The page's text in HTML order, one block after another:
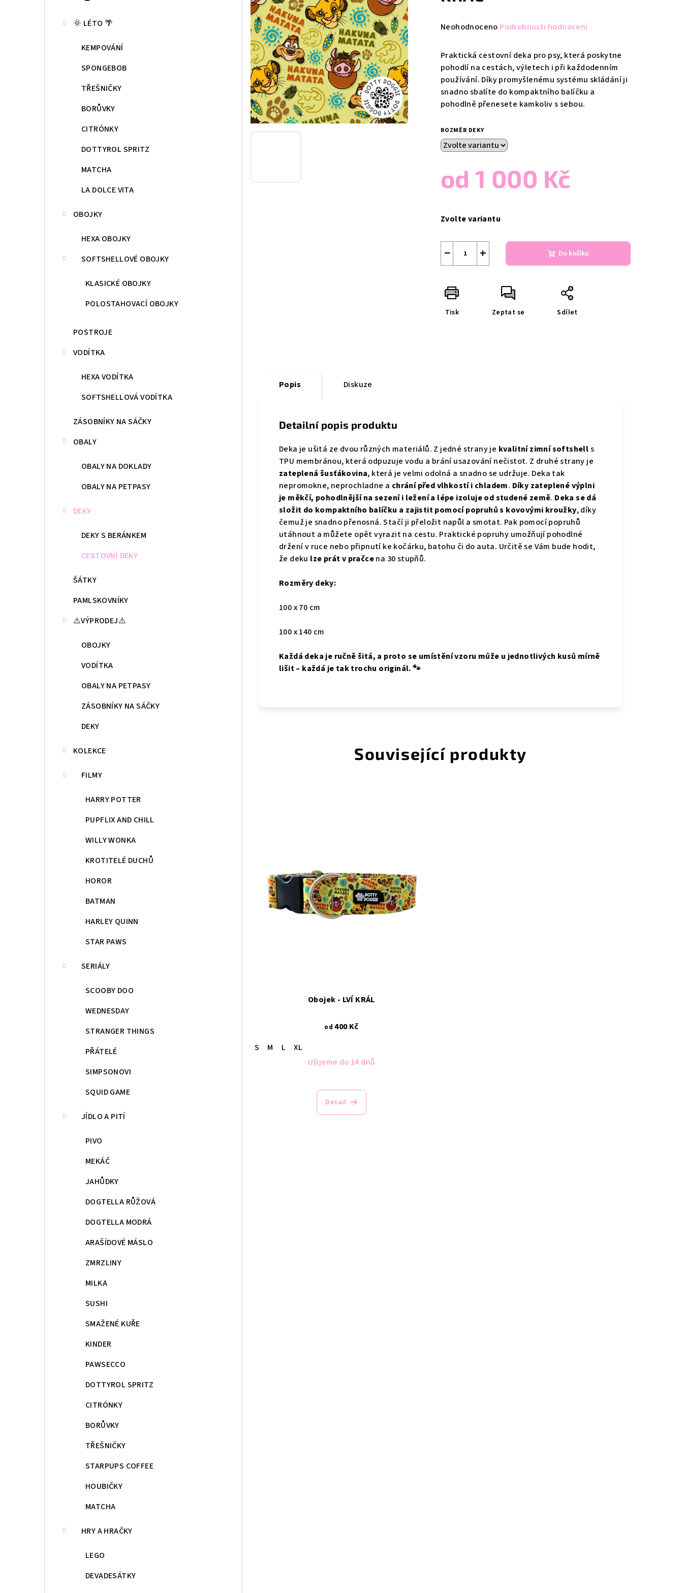
kategorie
🌞 LÉTO 🌴
KEMPOVÁNÍ
SPONGEBOB
TŘEŠNIČKY
BORŮVKY
CITRÓNKY
DOTTYROL SPRITZ
MATCHA
LA DOLCE VITA
OBOJKY
HEXA OBOJKY
SOFTSHELLOVÉ OBOJKY
KLASICKÉ OBOJKY
POLOSTAHOVACÍ OBOJKY
POSTROJE
VODÍTKA
HEXA VODÍTKA
SOFTSHELLOVÁ VODÍTKA
ZÁSOBNÍKY NA SÁČKY
OBALY
OBALY NA DOKLADY
OBALY NA PETPASY
DEKY
DEKY S BERÁNKEM
CESTOVNÍ DEKY
ŠÁTKY
PAMLSKOVNÍKY
⚠️VÝPRODEJ⚠️
OBOJKY
VODÍTKA
OBALY NA PETPASY
ZÁSOBNÍKY NA SÁČKY
DEKY
KOLEKCE
FILMY
HARRY POTTER
PUPFLIX AND CHILL
WILLY WONKA
KROTITELÉ DUCHŮ
HOROR
BATMAN
HARLEY QUINN
STAR PAWS
SERIÁLY
SCOOBY DOO
WEDNESDAY
STRANGER THINGS
PŘÁTELÉ
SIMPSONOVI
SQUID GAME
JÍDLO A PITÍ
PIVO
MEKÁČ
JAHŮDKY
DOGTELLA RŮŽOVÁ
DOGTELLA MODRÁ
ARAŠÍDOVÉ MÁSLO
ZMRZLINY
MILKA
SUSHI
SMAŽENÉ KUŘE
KINDER
PAWSECCO
DOTTYROL SPRITZ
CITRÓNKY
BORŮVKY
TŘEŠNIČKY
STARPUPS COFFEE
HOUBIČKY
MATCHA
HRY A HRAČKY
LEGO
DEVADESÁTKY
Průměrné
produktu
je
0,0
z
5
hvězdiček.
Neohodnoceno Podrobnosti hodnocení
Praktická cestovní deka pro psy, která poskytne
pohodlí na cestách, výletech i při každodenním
používání. Díky promyšlenému systému skládání ji
snadno sbalíte do kompaktního balíčku a
pohodlně přenesete kamkoliv s sebou.
ROZMĚR DEKY
od1 000 Kč
cena:
Zvolte variantu
+
− Do košíku
Tisk Zeptat se Sdílet
Popis Diskuze
Detailní popis produktu
Deka je ušitá ze dvou různých materiálů. Z jedné strany je kvalitní zimní softshells
TPU membránou, která odpuzuje vodu a brání usazování nečistot. Z druhé strany je
zateplená šusťákovina, která je velmi odolná a snadno se udržuje. Deka tak
nepromokne, neprochladne a chrání před vlhkostí i chladem. Díky zateplené výplni
je měkčí, pohodlnější na sezení i ležení a lépe izoluje od studené země. Deka se dá
složit do kompaktního balíčku a zajistit pomocí popruhů s kovovými kroužky, díky
čemuž je snadno přenosná. Stačí ji přeložit napůl a smotat. Pak pomocí popruhů
utáhnout a můžete opět vyrazit na cestu. Praktické popruhy umožňují pohodlné
držení v ruce nebo připnutí ke kočárku, batohu či do auta. Určitě se Vám bude hodit,
že deku lze prát v pračcena 30 stupňů.
Rozměry deky:
100 x 70 cm
100 x 140 cm
Každá deka je ručně šitá, a proto se umístění vzoru může u jednotlivých kusů mírně
lišit – každá je tak trochu originál. 🐾
Související produkty
Obojek - LVÍ KRÁL
od 400 Kč
S
M L
XL
Ušijeme do 14 dnů
Detail